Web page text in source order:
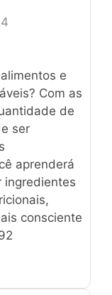
e
Com as
de
ser
aprenderá
ingredientes
consciente